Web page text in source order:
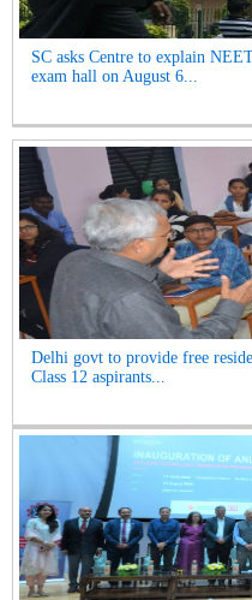
SC asks Centre to explain
exam hall on August 6...
Delhi govt to provide free
Class 12 aspirants...